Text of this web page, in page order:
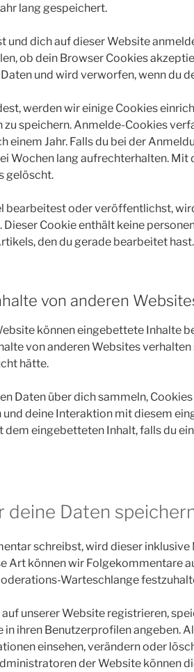
lang gespeichert.
und dich auf dieser Website
ob dein Browser Cookies
und wird verworfen, wenn du
werden wir einige Cookies
speichern. Anmelde-Cookies
einem Jahr. Falls du bei der
Wochen lang aufrechterhalten.
gelöscht.
bearbeitest oder veröffentlichst,
Cookie enthält keine
den du gerade bearbeitet
von anderen
können eingebettete Inhalte
von anderen Websites
hätte.
Daten über dich sammeln,
deine Interaktion mit diesem
eingebetteten Inhalt, falls du
deine Daten
schreibst, wird dieser
Art können wir Folgekommentare
Warteschlange
auf unserer Website registrieren,
in ihren Benutzerprofilen angeben.
einsehen, verändern oder
der Website können